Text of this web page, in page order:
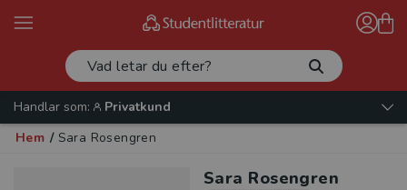
Handlar som:
Privatkund
Hem / Sara Rosengren
Sara Rosengren